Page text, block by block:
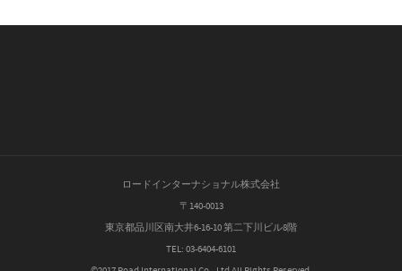
ロードインターナショナル株式会社
〒140-0013
東京都品川区南大井6-16-10 第二下川ビル8階
TEL: 03-6404-6101